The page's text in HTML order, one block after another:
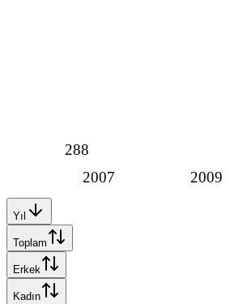
2007 2009
288
Yıl
Toplam
Erkek
Kadın